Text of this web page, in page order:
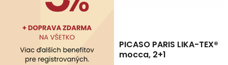
PICASO PARIS LIKA-TEX®
mocca, 2+1